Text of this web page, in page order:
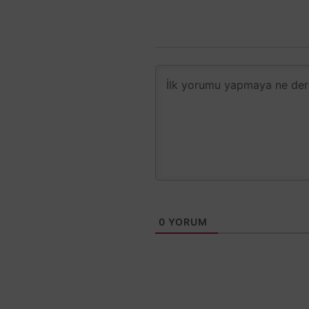
0 YORUM